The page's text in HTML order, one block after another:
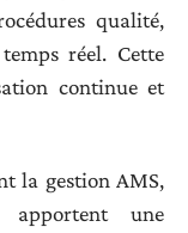
qualité,
réel. Cette
continue et
la gestion AMS,
apportent une